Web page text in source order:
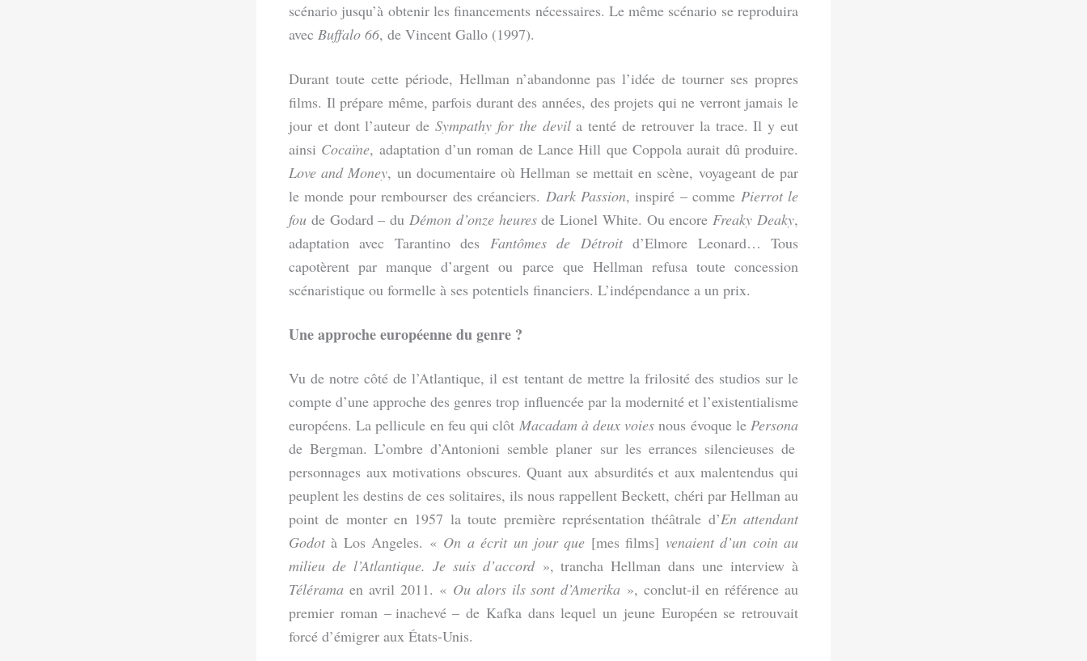
scénario jusqu’à obtenir les financements nécessaires. Le même scénario se reproduira
avec Buffalo 66, de Vincent Gallo (1997).
Durant toute cette période, Hellman n’abandonne pas l’idée de tourner ses propres
films. Il prépare même, parfois durant des années, des projets qui ne verront jamais le
jour et dont l’auteur deSympathy for the devila tenté de retrouver la trace. Il y eut
ainsi Cocaïne, adaptation d’un roman de Lance Hill que Coppola aurait dû produire.
Love and Money, un documentaire où Hellman se mettait en scène, voyageant de par
le monde pour rembourser des créanciers. Dark Passion, inspiré – comme Pierrot le
fou de Godard – du Démon d’onze heuresde Lionel White. Ou encoreFreaky Deaky,
adaptation avec Tarantino des Fantômes de Détroitd’Elmore Leonard… Tous
capotèrent par manque d’argent ou parce que Hellman refusa toute concession
scénaristique ou formelle à ses potentiels financiers. L’indépendance a un prix.
Une approche européenne du genre ?
Vu de notre côté de l’Atlantique, il est tentant de mettre la frilosité des studios sur le
compte d’une approche des genres trop influencée par la modernité et l’existentialisme
européens. La pellicule en feu qui clôt Macadam à deux voies nous évoque lePersona
de Bergman. L’ombre d’Antonioni semble planer sur les errances silencieuses de
personnages aux motivations obscures. Quant aux absurdités et aux malentendus qui
peuplent les destins de ces solitaires, ils nous rappellent Beckett, chéri par Hellman au
point de monter en 1957 la toute première représentation théâtrale d’En attendant
Godot à Los Angeles. « On a écrit un jour que [mes films] venaient d’un coin au
milieu de l’Atlantique. Je suis d’accord», trancha Hellman dans une interview à
Télérama en avril 2011. « Ou alors ils sont d’Amerika », conclut-il en référence au
premier roman – inachevé – de Kafka dans lequel un jeune Européen se retrouvait
forcé d’émigrer aux États-Unis.